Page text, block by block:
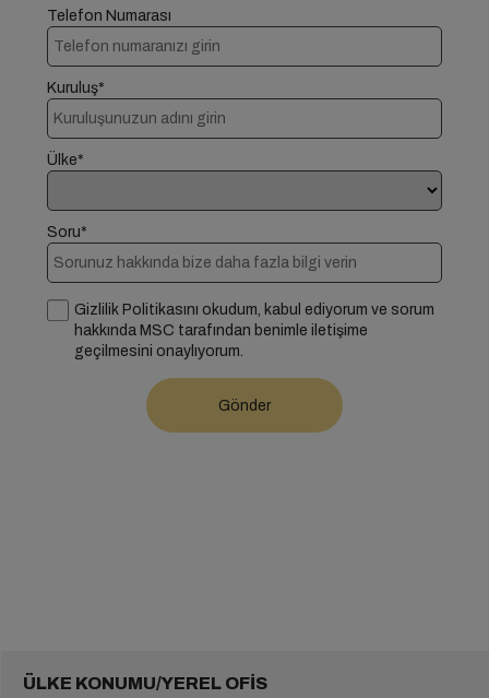
Telefon Numarası
Kuruluş*
Ülke*
Soru*
Gizlilik Politikasını okudum, kabul ediyorum ve sorum
hakkında MSC tarafından benimle iletişime
geçilmesini onaylıyorum.
ÜLKE KONUMU/YEREL OFİS